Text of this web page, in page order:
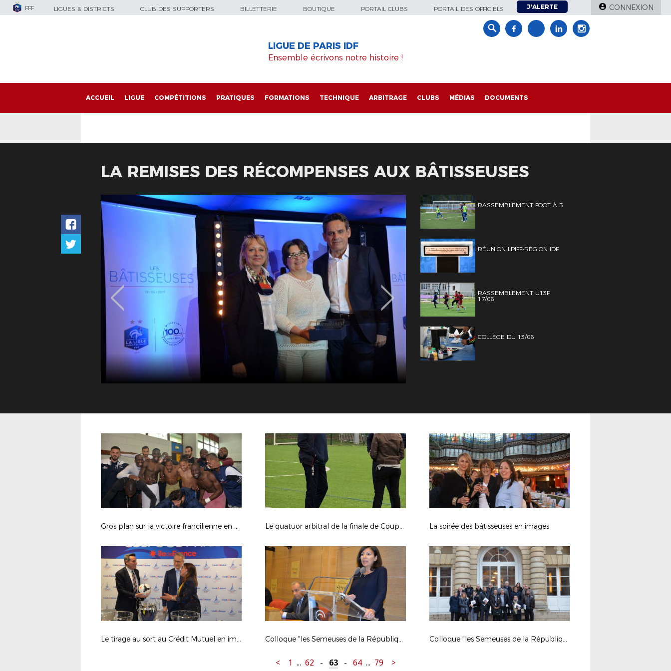
FFF LIGUES & DISTRICTS CLUB DES SUPPORTERS BILLETTERIE BOUTIQUE PORTAIL CLUBS PORTAIL DES OFFICIELS J'ALERTE CONNEXION
LIGUE DE PARIS IDF
Ensemble écrivons notre histoire !
ACCUEIL LIGUE COMPÉTITIONS PRATIQUES FORMATIONS TECHNIQUE ARBITRAGE CLUBS MÉDIAS DOCUMENTS
LA REMISES DES RÉCOMPENSES AUX BÂTISSEUSES
RASSEMBLEMENT FOOT À 5
RÉUNION LPIFF-RÉGION IDF
RASSEMBLEMENT U13F
17/06
COLLÈGE DU 13/06
Gros plan sur la victoire francilienne en Coupe des Régions Le quatuor arbitral de la finale de Coupe de France en préparation à Morfondé La soirée des bâtisseuses en images
Le tirage au sort au Crédit Mutuel en images Colloque "les Semeuses de la République" 2/2 Colloque "les Semeuses de la République" 1/2
< 1 ... 62 - 63 - 64 ... 79 >